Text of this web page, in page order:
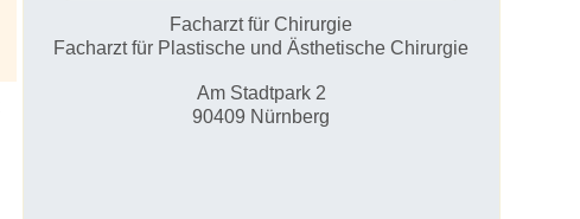
Facharzt für Chirurgie
Facharzt für Plastische und Ästhetische Chirurgie
Am Stadtpark 2
90409 Nürnberg